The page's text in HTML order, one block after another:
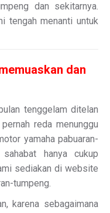
dan sekitarnya.
tengah menanti untuk
dan
tenggelam ditelan
reda menunggu
yamaha pabuaran-
hanya cukup
sediakan di website
tumpeng.
karena sebagaimana